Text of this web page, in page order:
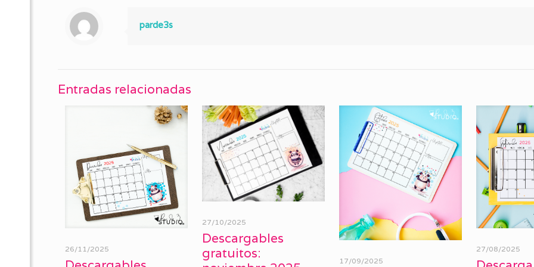
parde3s
Entradas relacionadas
26/11/2025
27/10/2025
Descargables
gratuitos:
17/09/2025
27/08/2025